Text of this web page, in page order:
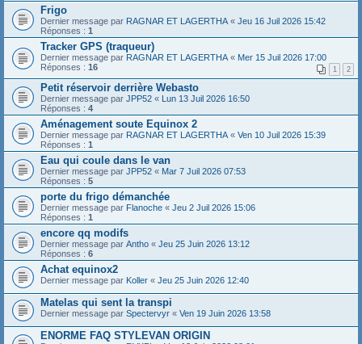
Frigo
Dernier message par RAGNAR ET LAGERTHA « Jeu 16 Juil 2026 15:42
Réponses : 1
Tracker GPS (traqueur)
Dernier message par RAGNAR ET LAGERTHA « Mer 15 Juil 2026 17:00
Réponses : 16 1 2
Petit réservoir derrière Webasto
Dernier message par JPP52 « Lun 13 Juil 2026 16:50
Réponses : 4
Aménagement soute Equinox 2
Dernier message par RAGNAR ET LAGERTHA « Ven 10 Juil 2026 15:39
Réponses : 1
Eau qui coule dans le van
Dernier message par JPP52 « Mar 7 Juil 2026 07:53
Réponses : 5
porte du frigo démanchée
Dernier message par Flanoche « Jeu 2 Juil 2026 15:06
Réponses : 1
encore qq modifs
Dernier message par Antho « Jeu 25 Juin 2026 13:12
Réponses : 6
Achat equinox2
Dernier message par Koller « Jeu 25 Juin 2026 12:40
Matelas qui sent la transpi
Dernier message par Spectervyr « Ven 19 Juin 2026 13:58
ENORME FAQ STYLEVAN ORIGIN